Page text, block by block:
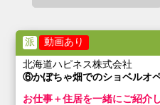
派 動画あり
北海道ハピネス株式会社
⑥かぼちゃ畑でのショベルオ
お仕事＋住居を一緒にご紹介